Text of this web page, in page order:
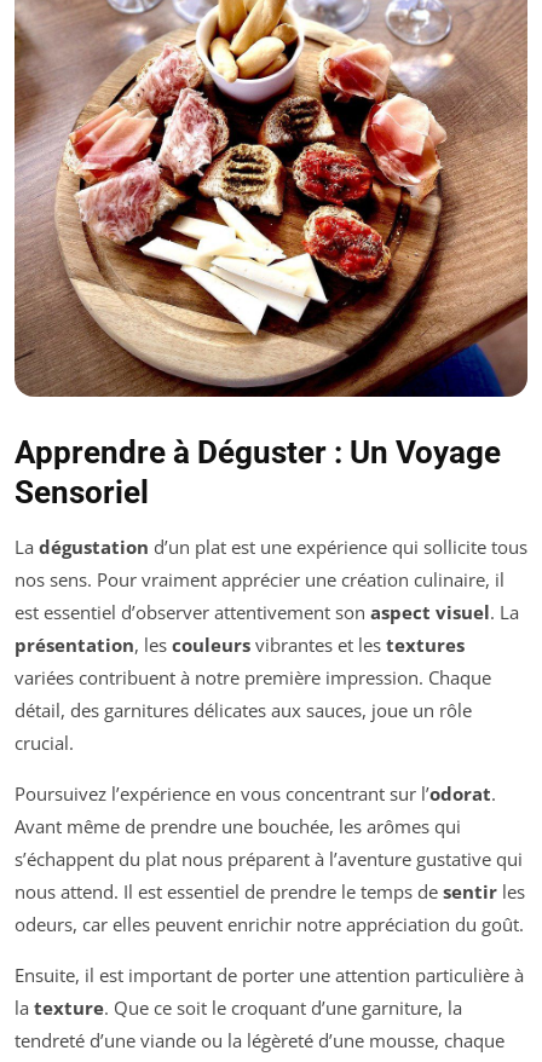
Apprendre à Déguster : Un Voyage
Sensoriel
La dégustation d’un plat est une expérience qui sollicite tous
nos sens. Pour vraiment apprécier une création culinaire, il
est essentiel d’observer attentivement son aspect visuel. La
présentation, les couleurs vibrantes et les textures
variées contribuent à notre première impression. Chaque
détail, des garnitures délicates aux sauces, joue un rôle
crucial.
Poursuivez l’expérience en vous concentrant sur l’odorat.
Avant même de prendre une bouchée, les arômes qui
s’échappent du plat nous préparent à l’aventure gustative qui
nous attend. Il est essentiel de prendre le temps de sentir les
odeurs, car elles peuvent enrichir notre appréciation du goût.
Ensuite, il est important de porter une attention particulière à
la texture. Que ce soit le croquant d’une garniture, la
tendreté d’une viande ou la légèreté d’une mousse, chaque